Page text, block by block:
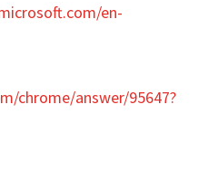
en-
chrome/answer/95647?